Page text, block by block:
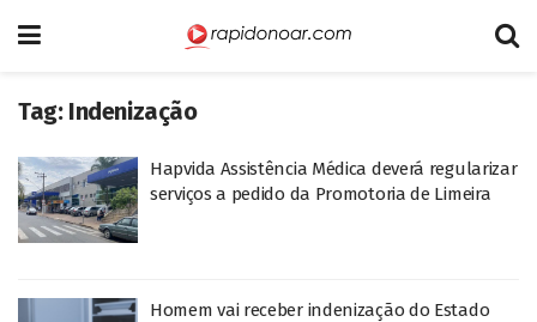
Tag: Indenização
Hapvida Assistência Médica deverá regularizar
serviços a pedido da Promotoria de Limeira
Homem vai receber indenização do Estado